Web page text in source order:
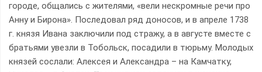
городе, общались с жителями, «вели нескромные речи про
Анну и Бирона». Последовал ряд доносов, и в апреле 1738
г. князя Ивана заключили под стражу, а в августе вместе с
братьями увезли в Тобольск, посадили в тюрьму. Молодых
князей сослали: Алексея и Александра – на Камчатку,